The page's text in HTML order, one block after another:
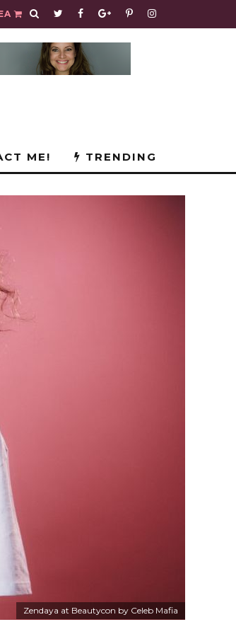
ME! TRENDING
Zendaya at Beautycon by Celeb Mafia